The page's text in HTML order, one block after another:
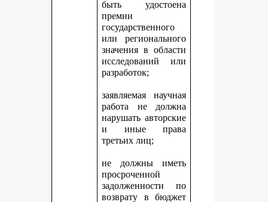
быть удостоена
премии
государственного
или регионального
значения в области
исследований или
разработок;
заявляемая научная
работа не должна
нарушать авторские
и иные права
третьих лиц;
не должны иметь
просроченной
задолженности по
возврату в бюджет